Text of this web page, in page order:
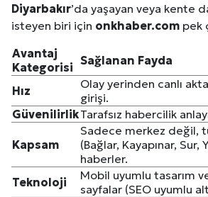
Diyarbakır’da yaşayan veya kente
isteyen biri için onkhaber.com pek
Avantaj
Kategorisi Sağlanan Fayda
Hız
Olay yerinden canlı
girişi.
GüvenilirlikTarafsız habercilik
Kapsam
Sadece merkez değil,
(Bağlar, Kayapınar, Sur,
haberler.
Teknoloji
Mobil uyumlu tasarım
sayfalar (SEO uyumlu